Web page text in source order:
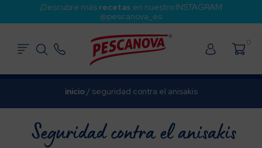
¡Descubre más recetas en nuestro INSTAGRAM
@pescanova_es
0
inicio/ seguridad contra el anisakis
Seguridad contra el anisakis